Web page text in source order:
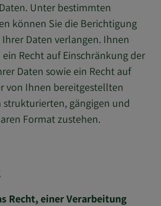
Unter bestimmten
können Sie die Berichtigung
Daten verlangen. Ihnen
Recht auf Einschränkung der
Daten sowie ein Recht auf
von Ihnen bereitgestellten
strukturierten, gängigen und
Format zustehen.
Recht, einer Verarbeitung